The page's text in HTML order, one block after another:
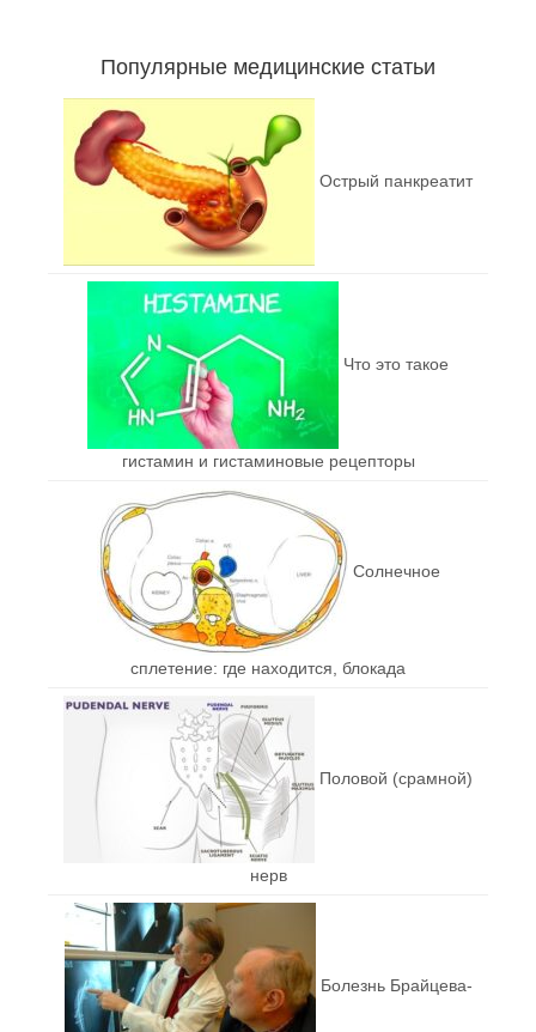
Популярные медицинские статьи
Острый панкреатит
Что это такое
гистамин и гистаминовые рецепторы
Солнечное
сплетение: где находится, блокада
Половой (срамной)
нерв
Болезнь Брайцева-